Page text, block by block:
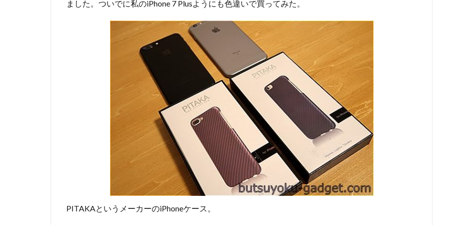
ました。ついでに私のiPhone 7 Plusようにも色違いで買ってみた。
PITAKAというメーカーのiPhoneケース。